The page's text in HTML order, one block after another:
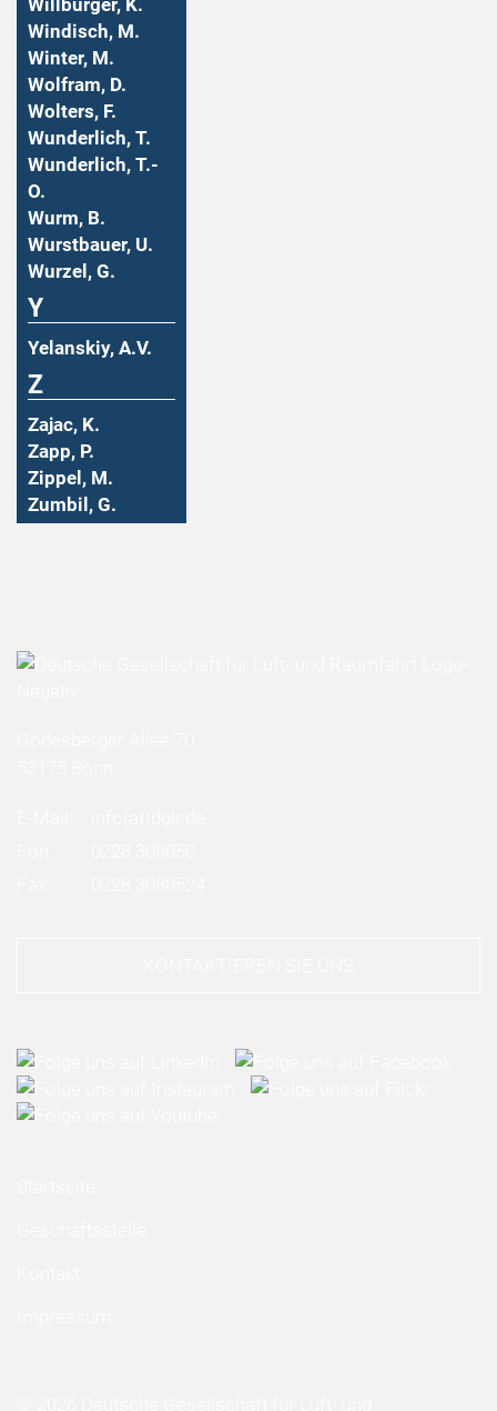
Willburger, K.
Windisch, M.
Winter, M.
Wolfram, D.
Wolters, F.
Wunderlich, T.
Wunderlich, T.-
O.
Wurm, B.
Wurstbauer, U.
Wurzel, G.
Y
Yelanskiy, A.V.
Z
Zajac, K.
Zapp, P.
Zippel, M.
Zumbil, G.